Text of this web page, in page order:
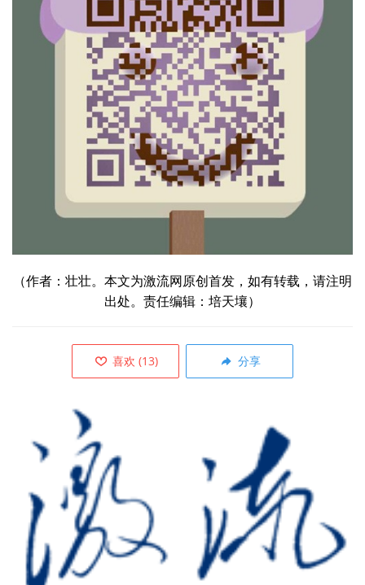
（作者：壮壮。本文为激流网原创首发，如有转载，请注明
出处。责任编辑：培天壤）
喜欢 (13) 分享